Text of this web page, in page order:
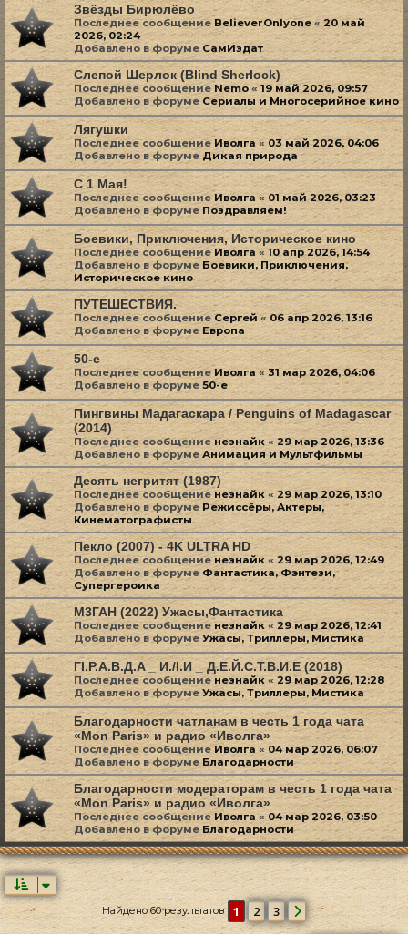
Звёзды Бирюлёво
Последнее сообщениеBelieverOnlyone« 20 май
2026, 02:24
Добавлено в форумеСамИздат
Слепой Шерлок (Blind Sherlock)
Последнее сообщениеNemo «19 май 2026, 09:57
Добавлено в форуме Сериалы и Многосерийное кино
Лягушки
Последнее сообщениеИволга« 03 май 2026, 04:06
Добавлено в форуме Дикая природа
С 1 Мая!
Последнее сообщениеИволга« 01 май 2026, 03:23
Добавлено в форуме Поздравляем!
Боевики, Приключения, Историческое кино
Последнее сообщениеИволга« 10 апр 2026, 14:54
Добавлено в форуме Боевики, Приключения,
Историческое кино
ПУТЕШЕСТВИЯ.
Последнее сообщениеСергей« 06 апр 2026, 13:16
Добавлено в форуме Европа
50-е
Последнее сообщениеИволга« 31 мар 2026, 04:06
Добавлено в форуме 50-е
Пингвины Мадагаскара / Penguins of Madagascar
(2014)
Последнее сообщениенезнайк «29 мар 2026, 13:36
Добавлено в форумеАнимация и Мультфильмы
Десять негритят (1987)
Последнее сообщениенезнайк «29 мар 2026, 13:10
Добавлено в форуме Режиссёры, Актеры,
Кинематографисты
Пекло (2007) - 4K ULTRA HD
Последнее сообщениенезнайк «29 мар 2026, 12:49
Добавлено в форуме Фантастика, Фэнтези,
Супергероика
М3ГАН (2022) Ужасы,Фантастика
Последнее сообщениенезнайк «29 мар 2026, 12:41
Добавлено в форуме Ужасы, Триллеры, Мистика
ГI.P.A.B.Д.A _ И./I.И _ Д.E.Й.C.T.B.И.E (2018)
Последнее сообщениенезнайк «29 мар 2026, 12:28
Добавлено в форуме Ужасы, Триллеры, Мистика
Благодарности чатланам в честь 1 года чата
«Mon Paris» и радио «Иволга»
Последнее сообщениеИволга « 04 мар 2026, 06:07
Добавлено в форумеБлагодарности
Благодарности модераторам в честь 1 года чата
«Mon Paris» и радио «Иволга»
Последнее сообщениеИволга « 04 мар 2026, 03:50
Добавлено в форумеБлагодарности
Найдено 60 результатов 1 2 3 След.